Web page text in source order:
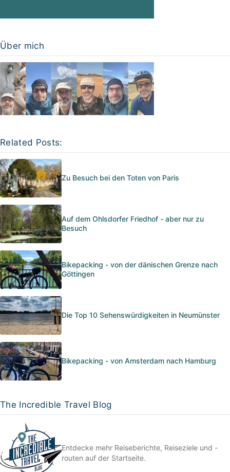
Über mich
Related Posts:
Zu Besuch bei den Toten von Paris
Auf dem Ohlsdorfer Friedhof - aber nur zu
Besuch
Bikepacking - von der dänischen Grenze nach
Göttingen
Die Top 10 Sehenswürdigkeiten in Neumünster
Bikepacking - von Amsterdam nach Hamburg
The Incredible Travel Blog
Entdecke mehr Reiseberichte, Reiseziele und -
routen auf der Startseite.